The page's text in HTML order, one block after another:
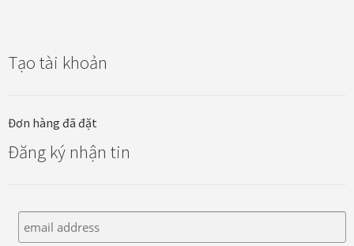
Tranh dự án
Tranh nhà ở cao cấp
Tạo tài khoản
Đơn hàng đã đặt
Đăng ký nhận tin